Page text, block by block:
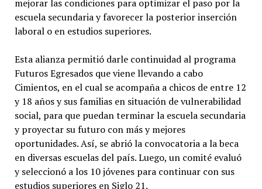
mejorar las condiciones para optimizar el paso por la
escuela secundaria y favorecer la posterior inserción
laboral o en estudios superiores.
Esta alianza permitió darle continuidad al programa
Futuros Egresados que viene llevando a cabo
Cimientos, en el cual se acompaña a chicos de entre 12
y 18 años y sus familias en situación de vulnerabilidad
social, para que puedan terminar la escuela secundaria
y proyectar su futuro con más y mejores
oportunidades. Así, se abrió la convocatoria a la beca
en diversas escuelas del país. Luego, un comité evaluó
y seleccionó a los 10 jóvenes para continuar con sus
estudios superiores en Siglo 21.